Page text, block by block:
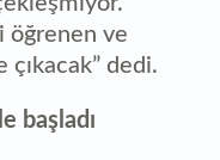
öğrenen ve
dedi.
başladı